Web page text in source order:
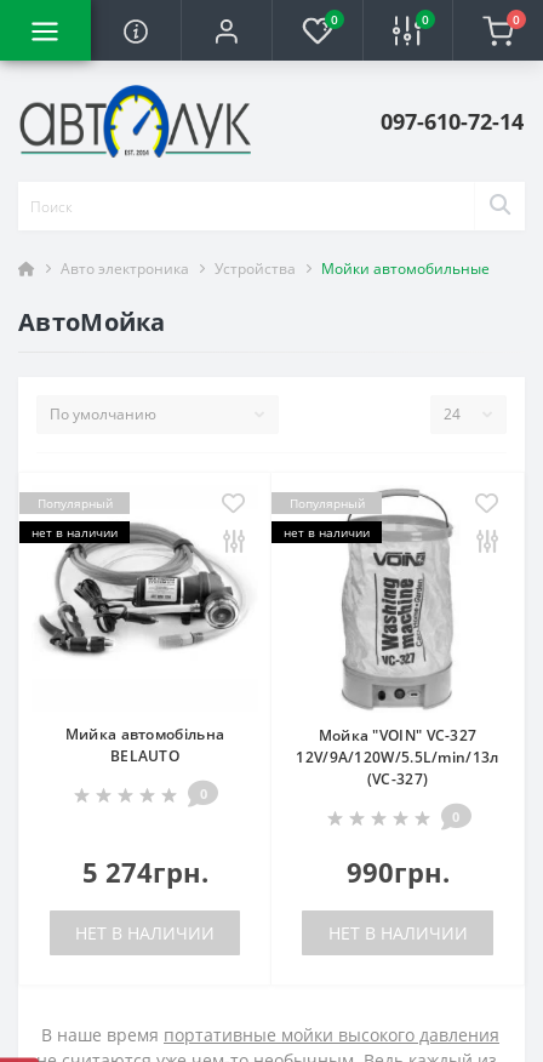
0 0 0
097-610-72-14
Авто электроника Устройства Мойки автомобильные
АвтоМойка
Популярный
нет в наличии
Мийка автомобільна
BELAUTO
0
5 274грн.
НЕТ В НАЛИЧИИ
Популярный
нет в наличии
Мойка "VOIN" VС-327
12V/9A/120W/5.5L/min/13л
(VC-327)
0
990грн.
НЕТ В НАЛИЧИИ
В наше время портативные мойки высокого давления